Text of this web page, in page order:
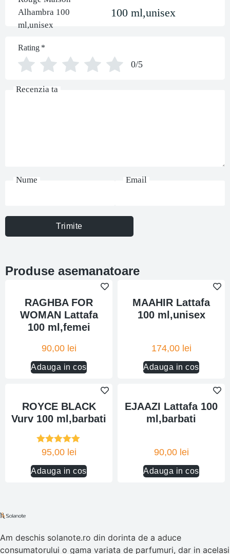
100 ml,unisex
Rating *
0/5
Recenzia ta
Nume Email
Trimite
Produse asemanatoare
RAGHBA FOR
WOMAN Lattafa
100 ml,femei
90,00 lei
Adauga in cos
MAAHIR Lattafa
100 ml,unisex
174,00 lei
Adauga in cos
ROYCE BLACK
Vurv 100 ml,barbati
95,00 lei
Adauga in cos
Evaluat la
5.00
EJAAZI Lattafa 100
ml,barbati
90,00 lei
Adauga in cos
Am deschis solanote.ro din dorinta de a aduce
consumatorului o gama variata de parfumuri, dar in acelasi